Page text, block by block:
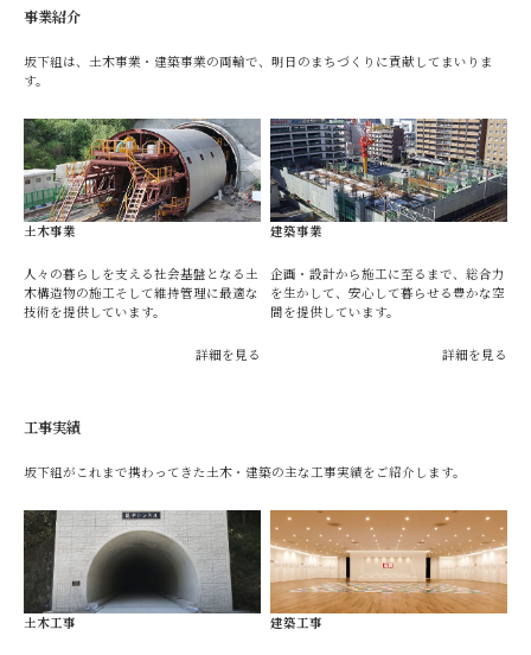
事業紹介
坂下組は、土木事業・建築事業の両輪で、明日のまちづくりに貢献してまいりま
す。
土木事業
人々の暮らしを支える社会基盤となる土
木構造物の施工そして維持管理に最適な
技術を提供しています。
詳細を見る
建築事業
企画・設計から施工に至るまで、総合力
を生かして、安心して暮らせる豊かな空
間を提供しています。
詳細を見る
工事実績
坂下組がこれまで携わってきた土木・建築の主な工事実績をご紹介します。
土木工事 建築工事